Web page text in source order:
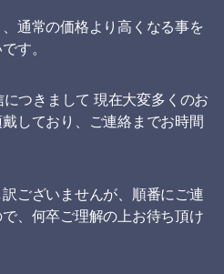
通常の価格より高くなる事を
す。
つきまして 現在大変多くのお
しており、ご連絡までお時間
ございませんが、順番にご連
、何卒ご理解の上お待ち頂け